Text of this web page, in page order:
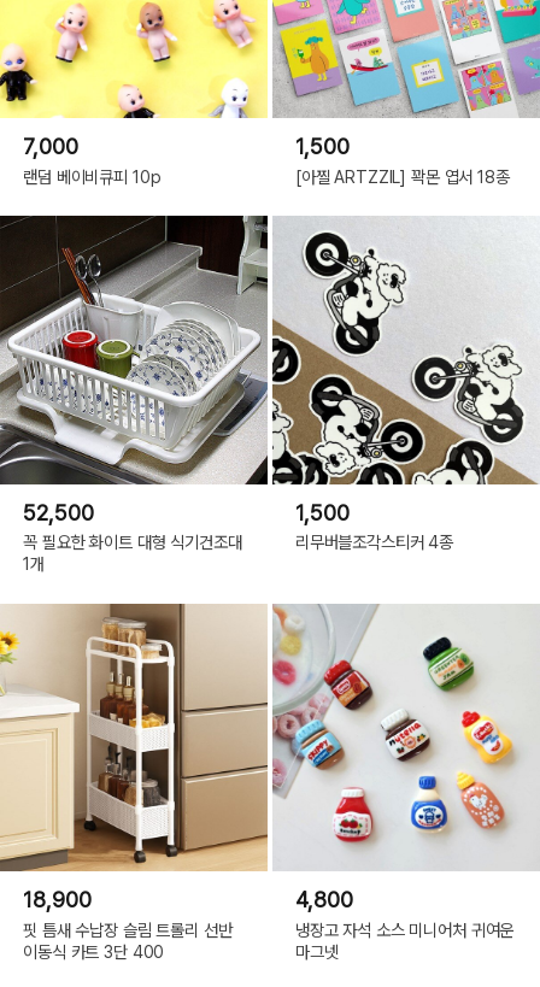
7,000
랜덤 베이비큐피 10p
1,500
[아찔 ARTZZIL] 꽉몬 엽서 18종
52,500
꼭 필요한 화이트 대형 식기건조대
1개
1,500
리무버블조각스티커 4종
18,900
핏 틈새 수납장 슬림 트롤리 선반
이동식 카트 3단 400
4,800
냉장고 자석 소스 미니어처 귀여운
마그넷